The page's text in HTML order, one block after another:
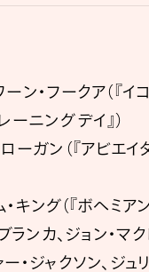
ン・フークア（『イ
ーニング デイ』）
ーガン（『アビエイ
キング（『ボヘミア
ブランカ、ジョン・マ
・ジャクソン、ジュ